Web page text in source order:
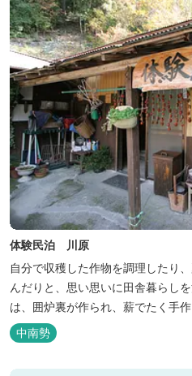
体験民泊 川原
自分で収穫した作物を調理したり
んだりと、思い思いに田舎暮らし
は、囲炉裏が作られ、薪でたく手作
中南勢